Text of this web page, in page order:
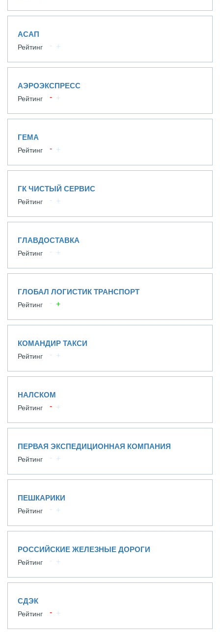
АСАП
Рейтинг
АЭРОЭКСПРЕСС
Рейтинг
ГЕМА
Рейтинг
ГК ЧИСТЫЙ СЕРВИС
Рейтинг
ГЛАВДОСТАВКА
Рейтинг
ГЛОБАЛ ЛОГИСТИК ТРАНСПОРТ
Рейтинг
КОМАНДИР ТАКСИ
Рейтинг
НАЛСКОМ
Рейтинг
ПЕРВАЯ ЭКСПЕДИЦИОННАЯ КОМПАНИЯ
Рейтинг
ПЕШКАРИКИ
Рейтинг
РОССИЙСКИЕ ЖЕЛЕЗНЫЕ ДОРОГИ
Рейтинг
СДЭК
Рейтинг